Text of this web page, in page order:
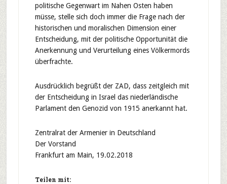
politische Gegenwart im Nahen Osten haben
müsse, stelle sich doch immer die Frage nach der
historischen und moralischen Dimension einer
Entscheidung, mit der politische Opportunität die
Anerkennung und Verurteilung eines Völkermords
überfrachte.
Ausdrücklich begrüßt der ZAD, dass zeitgleich mit
der Entscheidung in Israel das niederländische
Parlament den Genozid von 1915 anerkannt hat.
Zentralrat der Armenier in Deutschland
Der Vorstand
Frankfurt am Main, 19.02.2018
Teilen mit: